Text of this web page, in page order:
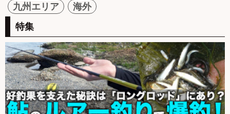
九州エリア
海外
特集